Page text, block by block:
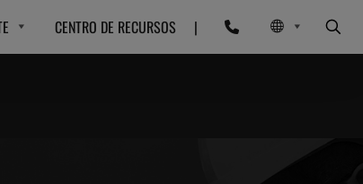
CENTRO DE RECURSOS |